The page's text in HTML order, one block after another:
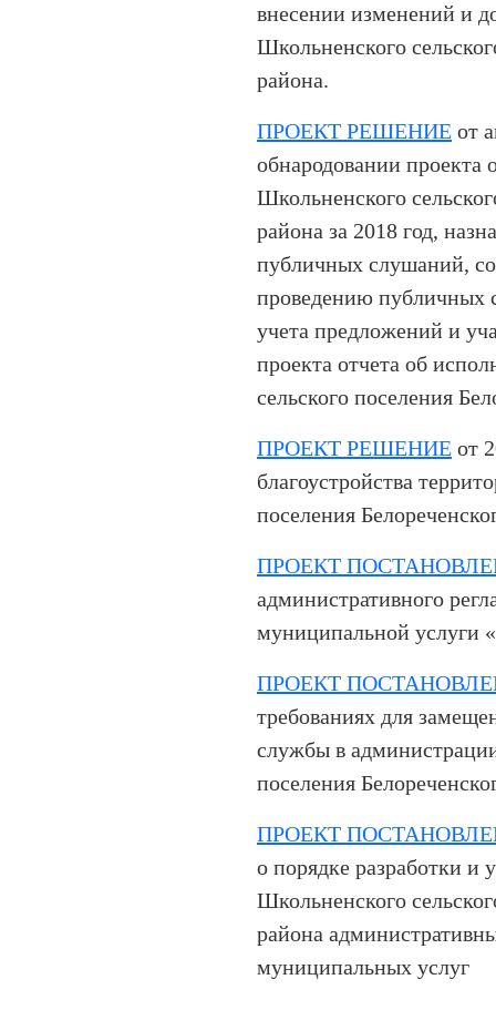
внесении изменений и
Школьненского
района.
ПРОЕКТ РЕШЕНИЕ от
обнародовании проекта
Школьненского
района за 2018 год,
публичных слушаний,
проведению публичных
учета предложений и
проекта отчета об
сельского поселения
ПРОЕКТ РЕШЕНИЕ от
благоустройства
поселения
ПРОЕКТ
административного
муниципальной услуги
ПРОЕКТ
требованиях для
службы в
поселения
ПРОЕКТ
о порядке разработки и
Школьненского
района
муниципальных услуг